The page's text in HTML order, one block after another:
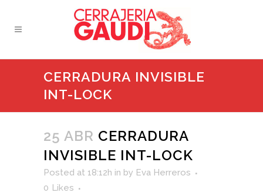
CERRADURA INVISIBLE
INT-LOCK
25 ABR CERRADURA
INVISIBLE INT-LOCK
Posted at 18:12h in by Eva Herreros
0 Likes